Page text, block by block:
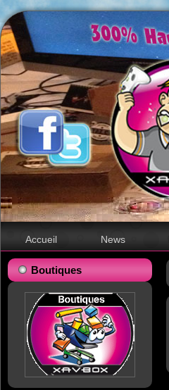
Accueil News
Boutiques